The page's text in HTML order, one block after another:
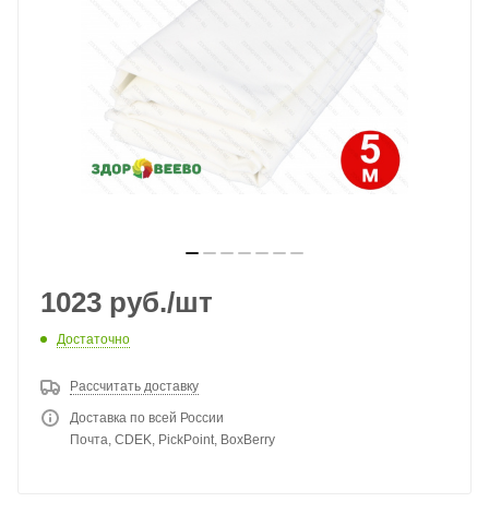
1023 руб./шт
Достаточно
Рассчитать доставку
Доставка по всей России
Почта, CDEK, PickPoint, BoxBerry